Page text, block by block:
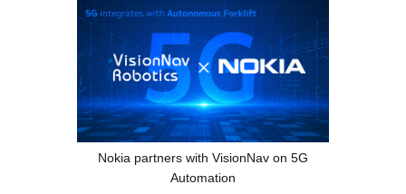
Nokia partners with VisionNav on 5G
Automation